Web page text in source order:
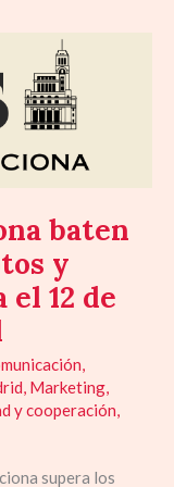
baten
y
12 de
,
, Marketing,
y cooperación,
supera los